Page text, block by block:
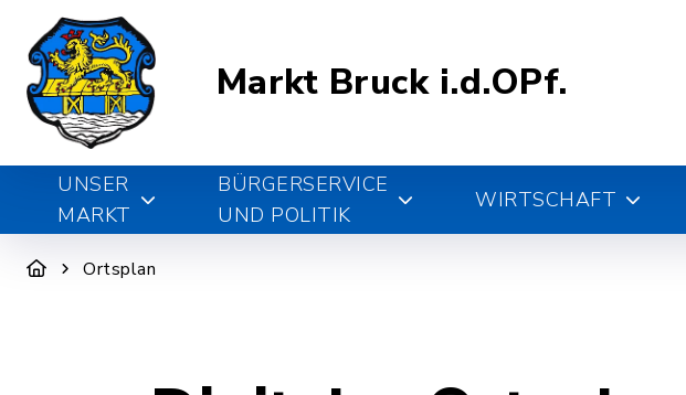
Markt Bruck i.d.OPf.
UNSER
MARKT
BÜRGERSERVICE
UND POLITIK
WIRTSCHAFT
Ortsplan